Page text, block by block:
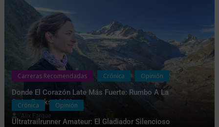
Carreras Recomendadas Crónica Opinión
Donde El Corazón Late Más Fuerte: Rumbo A La
SwissPeaks 100K
Alix Farque
Crónica Opinión
Ultratrailrunner Amateur: El Gladiador Silencioso